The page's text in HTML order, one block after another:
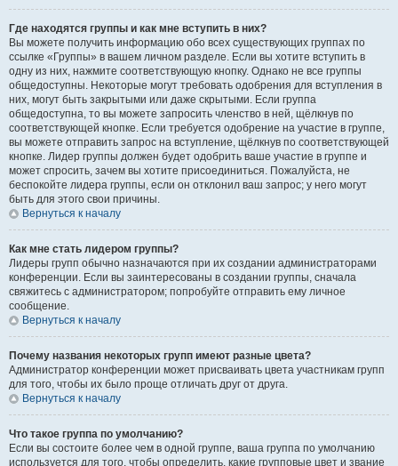
Где находятся группы и как мне вступить в них?
Вы можете получить информацию обо всех существующих группах по
ссылке «Группы» в вашем личном разделе. Если вы хотите вступить в
одну из них, нажмите соответствующую кнопку. Однако не все группы
общедоступны. Некоторые могут требовать одобрения для вступления в
них, могут быть закрытыми или даже скрытыми. Если группа
общедоступна, то вы можете запросить членство в ней, щёлкнув по
соответствующей кнопке. Если требуется одобрение на участие в группе,
вы можете отправить запрос на вступление, щёлкнув по соответствующей
кнопке. Лидер группы должен будет одобрить ваше участие в группе и
может спросить, зачем вы хотите присоединиться. Пожалуйста, не
беспокойте лидера группы, если он отклонил ваш запрос; у него могут
быть для этого свои причины.
Вернуться к началу
Как мне стать лидером группы?
Лидеры групп обычно назначаются при их создании администраторами
конференции. Если вы заинтересованы в создании группы, сначала
свяжитесь с администратором; попробуйте отправить ему личное
сообщение.
Вернуться к началу
Почему названия некоторых групп имеют разные цвета?
Администратор конференции может присваивать цвета участникам групп
для того, чтобы их было проще отличать друг от друга.
Вернуться к началу
Что такое группа по умолчанию?
Если вы состоите более чем в одной группе, ваша группа по умолчанию
используется для того, чтобы определить, какие групповые цвет и звание